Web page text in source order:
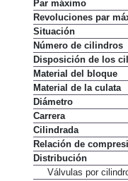
Par máximo
Revoluciones par
Situación
Número de cilindros
Disposición de los
Material del bloque
Material de la culata
Diámetro
Carrera
Cilindrada
Relación de
Distribución